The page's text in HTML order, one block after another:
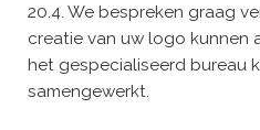
20.4. We bespreken graag
creatie van uw logo kunnen
het gespecialiseerd bureau
samengewerkt.